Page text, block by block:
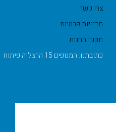
צרו קשר
מדיניות פרטיות
תקנון החנות
כתובתנו: המנופים 15 הרצליה פיתוח